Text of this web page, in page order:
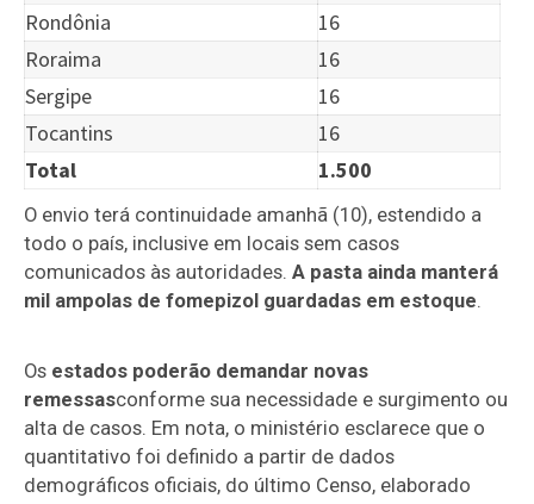
Rondônia
16
Roraima
16
Sergipe
16
Tocantins
16
Total
1.500
O envio terá continuidade amanhã (10), estendido a
todo o país, inclusive em locais sem casos
comunicados às autoridades. A pasta ainda manterá
mil ampolas de fomepizol guardadas em estoque
Os estados poderão demandar novas
remessasconforme sua necessidade e surgimento ou
alta de casos. Em nota, o ministério esclarece que o
quantitativo foi definido a partir de dados
demográficos oficiais, do último Censo, elaborado